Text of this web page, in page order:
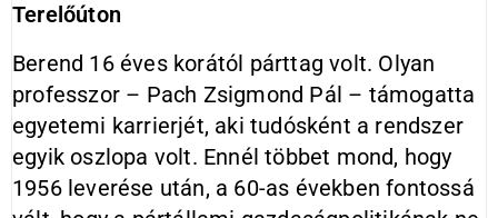
Terelőúton
Berend 16 éves korától párttag volt. Olyan
professzor – Pach Zsigmond Pál – támogatta
egyetemi karrierjét, aki tudósként a rendszer
egyik oszlopa volt. Ennél többet mond, hogy
1956 leverése után, a 60-as években fontossá